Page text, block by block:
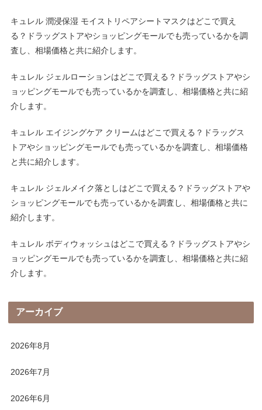
キュレル 潤浸保湿 モイストリペアシートマスクはどこで買え
る？ドラッグストアやショッピングモールでも売っているかを調
査し、相場価格と共に紹介します。
キュレル ジェルローションはどこで買える？ドラッグストアやシ
ョッピングモールでも売っているかを調査し、相場価格と共に紹
介します。
キュレル エイジングケア クリームはどこで買える？ドラッグス
トアやショッピングモールでも売っているかを調査し、相場価格
と共に紹介します。
キュレル ジェルメイク落としはどこで買える？ドラッグストアや
ショッピングモールでも売っているかを調査し、相場価格と共に
紹介します。
キュレル ボディウォッシュはどこで買える？ドラッグストアやシ
ョッピングモールでも売っているかを調査し、相場価格と共に紹
介します。
アーカイブ
2026年8月
2026年7月
2026年6月